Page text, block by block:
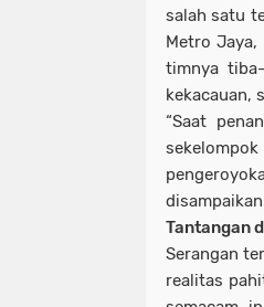
salah satu
Metro Jaya,
timnya
kekacauan,
“Saat
Tantangan
Serangan
realitas